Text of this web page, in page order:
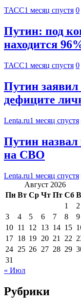
ТАСС1 месяц спустя 0
Путин: под
находится
ТАСС1 месяц спустя 0
Путин заявил
дефиците
Lenta.ru1 месяц спустя
Путин назвал
на СВО
Lenta.ru1 месяц спустя
Август 2026
Пн Вт Ср Чт Пт Сб
1
2
3
4 5 6 7 8
9
10 11 12 13 14 15
17 18 19 20 21 22
24 25 26 27 28 29
31
« Июл
Рубрики